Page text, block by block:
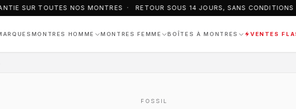
SUR TOUTES NOS MONTRES · RETOUR SOUS 14 JOURS, SANS CONDITIONS
MONTRES HOMME MONTRES FEMME BOÎTES À MONTRES VENTES
FOSSIL